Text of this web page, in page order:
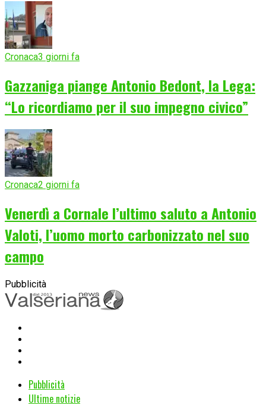
Cronaca3 giorni fa
Gazzaniga piange Antonio Bedont, la Lega:
“Lo ricordiamo per il suo impegno civico”
Cronaca2 giorni fa
Venerdì a Cornale l’ultimo saluto a Antonio
Valoti, l’uomo morto carbonizzato nel suo
campo
Pubblicità
Pubblicità
Ultime notizie